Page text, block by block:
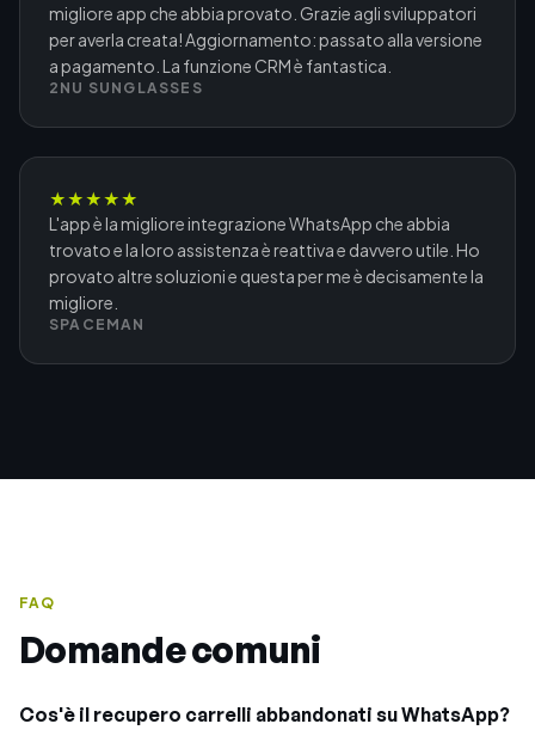
migliore app che abbia provato. Grazie agli sviluppatori
per averla creata! Aggiornamento: passato alla versione
a pagamento. La funzione CRM è fantastica.
2NU SUNGLASSES
★★★★★
L'app è la migliore integrazione WhatsApp che abbia
trovato e la loro assistenza è reattiva e davvero utile. Ho
provato altre soluzioni e questa per me è decisamente la
migliore.
SPACEMAN
FAQ
Domande comuni
Cos'è il recupero carrelli abbandonati su WhatsApp?